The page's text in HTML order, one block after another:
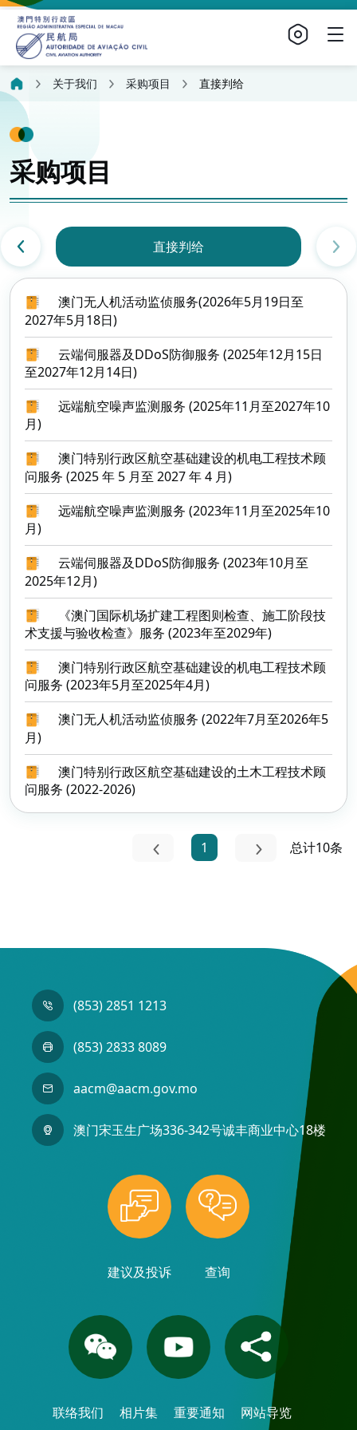
关于我们 采购项目 直接判给
采购项目
直接判给
澳门无人机活动监侦服务(2026年5月19日至
2027年5月18日)
云端伺服器及DDoS防御服务 (2025年12月15日
至2027年12月14日)
远端航空噪声监测服务 (2025年11月至2027年10
月)
澳门特别行政区航空基础建设的机电工程技术顾
问服务 (2025 年 5 月至 2027 年 4 月)
远端航空噪声监测服务 (2023年11月至2025年10
月)
云端伺服器及DDoS防御服务 (2023年10月至
2025年12月)
《澳门国际机场扩建工程图则检查、施工阶段技
术支援与验收检查》服务 (2023年至2029年)
澳门特别行政区航空基础建设的机电工程技术顾
问服务 (2023年5月至2025年4月)
澳门无人机活动监侦服务 (2022年7月至2026年5
月)
澳门特别行政区航空基础建设的土木工程技术顾
问服务 (2022-2026)
1 总计10条
(853) 2851 1213
(853) 2833 8089
aacm@aacm.gov.mo
澳门宋玉生广场336-342号诚丰商业中心18楼
建议及投诉 查询
联络我们 相片集 重要通知 网站导览